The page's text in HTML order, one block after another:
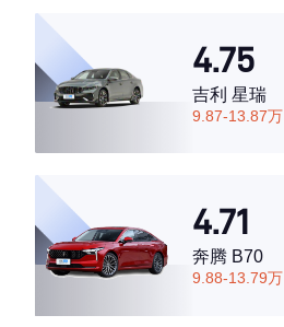
4.75
吉利 星瑞
9.87-13.87万
4.71
奔腾 B70
9.88-13.79万